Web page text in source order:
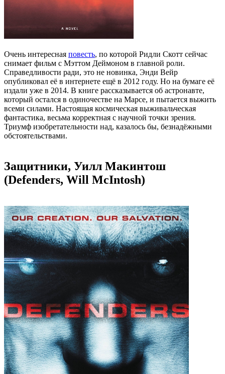
Очень интересная повесть, по которой Ридли Скотт сейчас
снимает фильм с Мэттом Деймоном в главной роли.
Справедливости ради, это не новинка, Энди Вейр
опубликовал её в интернете ещё в 2012 году. Но на бумаге её
издали уже в 2014. В книге рассказывается об астронавте,
который остался в одиночестве на Марсе, и пытается выжить
всеми силами. Настоящая космическая выживальческая
фантастика, весьма корректная с научной точки зрения.
Триумф изобретательности над, казалось бы, безнадёжными
обстоятельствами.
Защитники, Уилл Макинтош
(Defenders, Will McIntosh)